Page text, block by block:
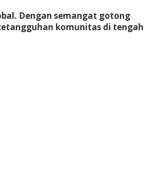
Dengan semangat gotong
komunitas di tengah